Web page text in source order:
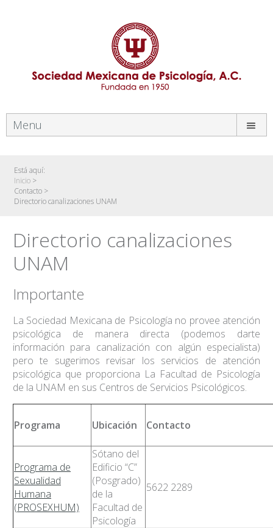
Menu
Está aquí:
Inicio >
Contacto >
Directorio canalizaciones UNAM
Directorio canalizaciones
UNAM
Importante
La Sociedad Mexicana de Psicología no provee atención
psicológica de manera directa (podemos darte
información para canalización con algún especialista)
pero te sugerimos revisar los servicios de atención
psicológica que proporciona La Facultad de Psicología
de la UNAM en sus Centros de Servicios Psicológicos.
Programa Ubicación Contacto
Programa de
Sexualidad
Humana
(PROSEXHUM)
Sótano del
Edificio “C”
(Posgrado)
de la
Facultad de
Psicología
5622 2289